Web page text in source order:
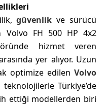
güvenlik ve sürücü
FH 500 HP 4x2
hizmet veren
yer alıyor. Uzun
optimize edilen Volvo
Türkiye’de
ettiği modellerden biri